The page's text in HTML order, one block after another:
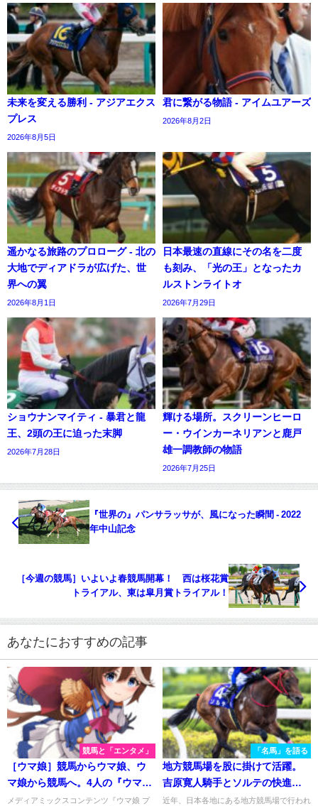
未来を変える勝利 - アジアエクス
プレス
2026年8月5日
君に繋がる物語 - アイムユアーズ
2026年8月2日
遥かなる旅路のプロローグ - 北の
大地でディアドラが広げた、世
界への翼
2026年8月1日
日本最速の直線にその名を二度
も刻み、「光の王」となったカ
ルストンライトオ
2026年7月29日
ショウナンマイティ - 暴君と龍
王、2頭の王に迫った末脚
2026年7月28日
輝ける場所。スクリーンヒーロ
ー・ウインカーネリアンと鹿戸
雄一調教師の物語
2026年7月25日
『世界の』パンサラッサが、風になった瞬間 - 2022
年中山記念
［今週の競馬］いよいよ春競馬開幕！ 西は桜花賞
トライアル、東は皐月賞トライアル！
あなたにおすすめの記事
競馬と「エンタメ」
［ウマ娘］競馬からウマ娘、ウ
マ娘から競馬へ。4人の『ウマ
娘』ファンに魅力をインタビュ
メディアミックスコンテンツ『ウマ娘 プ
「名馬」を語る
地方競馬場を股に掛けて活躍。
吉原寛人騎手とソルテの快進撃
を振り返る。
近年、日本各地にある地方競馬場で行われ